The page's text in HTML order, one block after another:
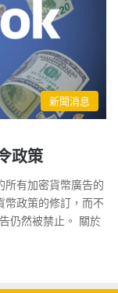
新聞消息
政策
有加密貨幣廣告的
幣政策的修訂，而不
仍然被禁止。 關於